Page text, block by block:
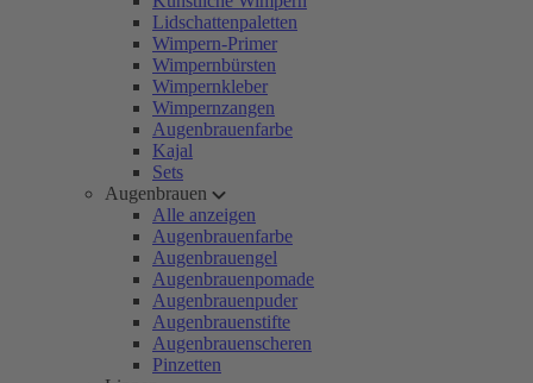
Lidschattenpaletten
Wimpern-Primer
Wimpernbürsten
Wimpernkleber
Wimpernzangen
Augenbrauenfarbe
Kajal
Sets
Augenbrauen
Alle anzeigen
Augenbrauenfarbe
Augenbrauengel
Augenbrauenpomade
Augenbrauenpuder
Augenbrauenstifte
Augenbrauenscheren
Pinzetten